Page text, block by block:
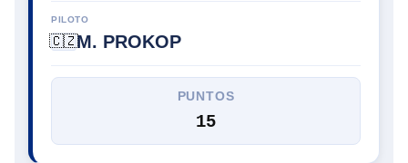
PILOTO
🇨🇿M. PROKOP
PUNTOS
15